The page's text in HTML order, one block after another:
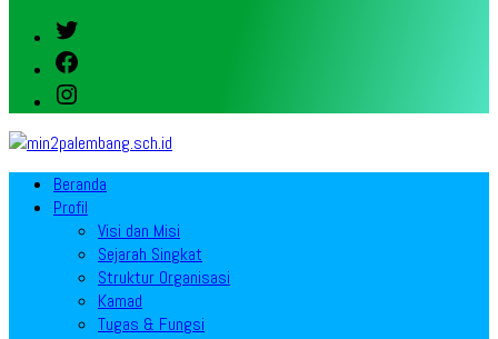
Twitter
Facebook
Instagram
Beranda
Profil
Visi dan Misi
Sejarah Singkat
Struktur Organisasi
Kamad
Tugas & Fungsi